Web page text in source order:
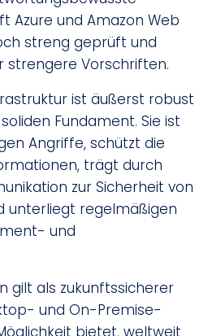
Azure und Amazon Web
streng geprüft und
strengere Vorschriften.
ist äußerst robust
Fundament. Sie ist
Angriffe, schützt die
trägt durch
zur Sicherheit von
unterliegt regelmäßigen
und
gilt als zukunftssicherer
und On-Premise-
bietet, weltweit